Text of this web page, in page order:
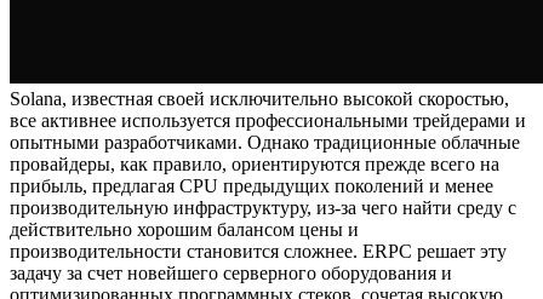
Solana, известная своей исключительно высокой скоростью,
все активнее используется профессиональными трейдерами и
опытными разработчиками. Однако традиционные облачные
провайдеры, как правило, ориентируются прежде всего на
прибыль, предлагая CPU предыдущих поколений и менее
производительную инфраструктуру, из-за чего найти среду с
действительно хорошим балансом цены и
производительности становится сложнее. ERPC решает эту
задачу за счет новейшего серверного оборудования и
оптимизированных программных стеков, сочетая высокую